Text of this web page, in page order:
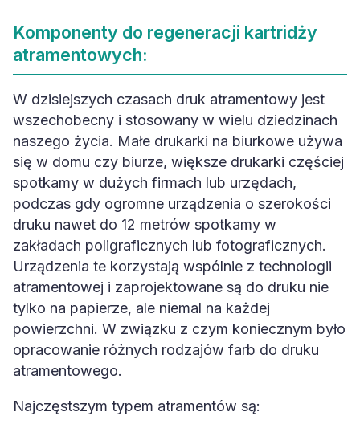
Komponenty do regeneracji kartridży
atramentowych:
W dzisiejszych czasach druk atramentowy jest
wszechobecny i stosowany w wielu dziedzinach
naszego życia. Małe drukarki na biurkowe używa
się w domu czy biurze, większe drukarki częściej
spotkamy w dużych firmach lub urzędach,
podczas gdy ogromne urządzenia o szerokości
druku nawet do 12 metrów spotkamy w
zakładach poligraficznych lub fotograficznych.
Urządzenia te korzystają wspólnie z technologii
atramentowej i zaprojektowane są do druku nie
tylko na papierze, ale niemal na każdej
powierzchni. W związku z czym koniecznym było
opracowanie różnych rodzajów farb do druku
atramentowego.
Najczęstszym typem atramentów są: